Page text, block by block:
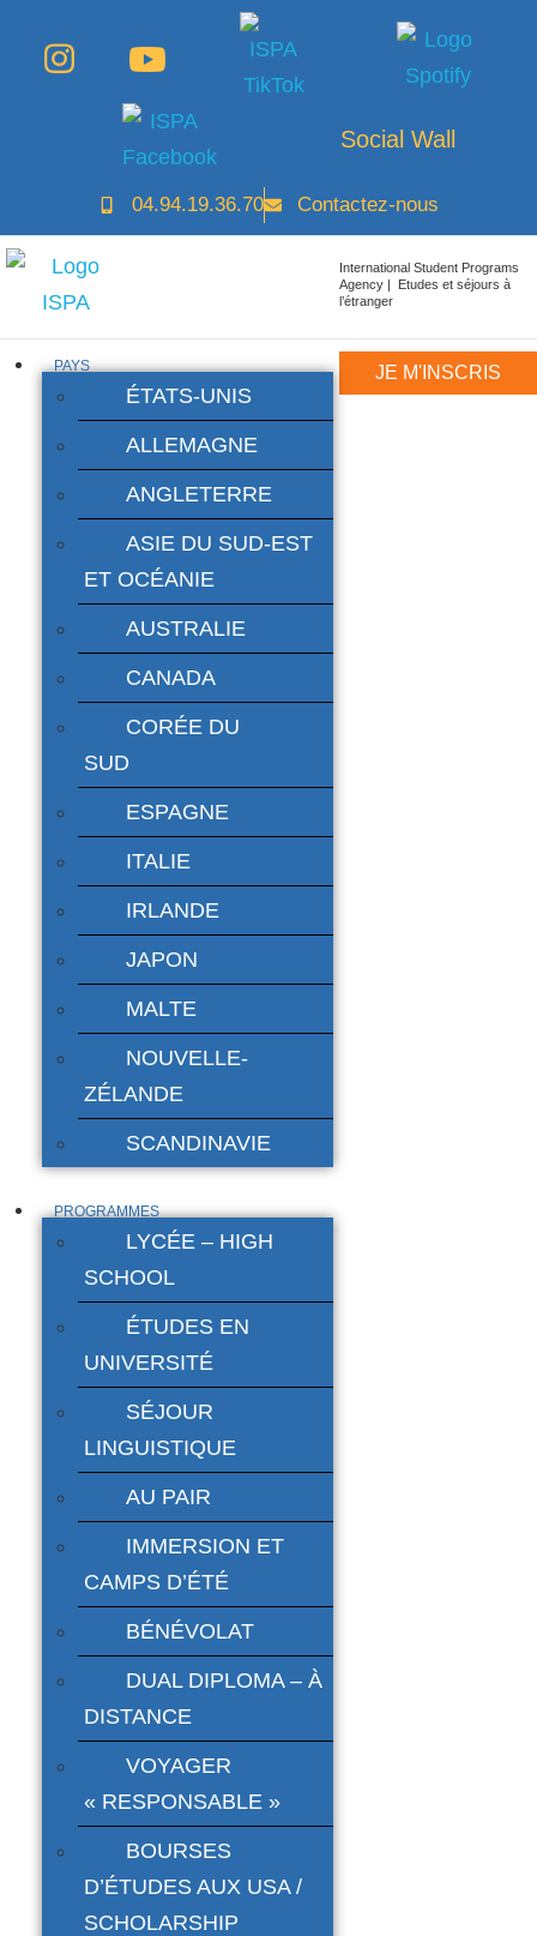
Social Wall
04.94.19.36.70 Contactez-nous
International Student Programs
Agency | Etudes et séjours à
l’étranger
PAYS
ÉTATS-UNIS
ALLEMAGNE
ANGLETERRE
ASIE DU SUD-EST
ET OCÉANIE
AUSTRALIE
CANADA
CORÉE DU
SUD
ESPAGNE
ITALIE
IRLANDE
JAPON
MALTE
NOUVELLE-
ZÉLANDE
SCANDINAVIE
PROGRAMMES
LYCÉE – HIGH
SCHOOL
ÉTUDES EN
UNIVERSITÉ
SÉJOUR
LINGUISTIQUE
AU PAIR
IMMERSION ET
CAMPS D’ÉTÉ
BÉNÉVOLAT
DUAL DIPLOMA – À
DISTANCE
VOYAGER
« RESPONSABLE »
BOURSES
D’ÉTUDES AUX USA /
SCHOLARSHIP
JE M'INSCRIS